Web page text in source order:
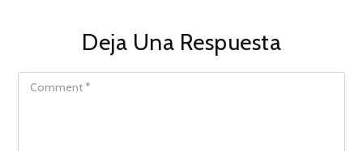
Deja Una Respuesta
COMMENT